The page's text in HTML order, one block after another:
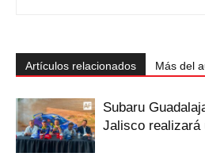
Artículos relacionados Más del
Subaru
Jalisco realizará